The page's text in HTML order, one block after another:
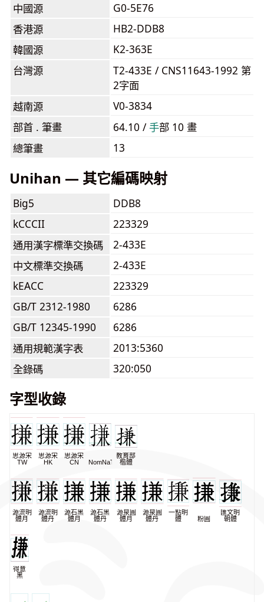
中國源
G0-5E76
香港源
HB2-DDB8
韓國源
K2-363E
台灣源
T2-433E / CNS11643-1992 第
2字面
越南源
V0-3834
部首 . 筆畫
64.10 /⼿部 10 畫
總筆畫
13
Unihan — 其它編碼映射
Big5
DDB8
kCCCII
223329
通用漢字標準交換碼
2-433E
中文標準交換碼
2-433E
kEACC
223329
GB/T 2312-1980
6286
GB/T 12345-1990
6286
通用規範漢字表
2013:5360
全錄碼
320:050
字型收錄
思源宋
TW
思源宋
HK
思源宋
CN
NomNaTong
教育部
楷體
源流明
體月
源流明
體丹
源石黑
體月
源石黑
體丹
源泉圓
體月
源泉圓
體丹
一點明
體
粉圓
匯文明
朝體
得意
黑